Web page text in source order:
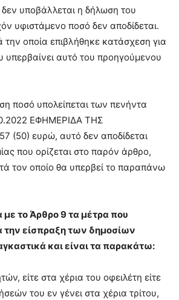
υποβάλλεται η δήλωση του
υφιστάμενο ποσό δεν αποδίδεται.
την οποία επιβλήθηκε κατάσχεση για
υπερβαίνει αυτό του προηγούμενου
ποσό υπολείπεται των πενήντα
ΕΦΗΜΕΡΙ∆Α TΗΣ
(50) ευρώ, αυτό δεν αποδίδεται
που ορίζεται στο παρόν άρθρο,
τον οποίο θα υπερβεί το παραπάνω
το Άρθρο 9 τα μέτρα που
την είσπραξη των δημοσίων
και είναι τα παρακάτω:
είτε στα χέρια του οφειλέτη είτε
του εν γένει στα χέρια τρίτου,